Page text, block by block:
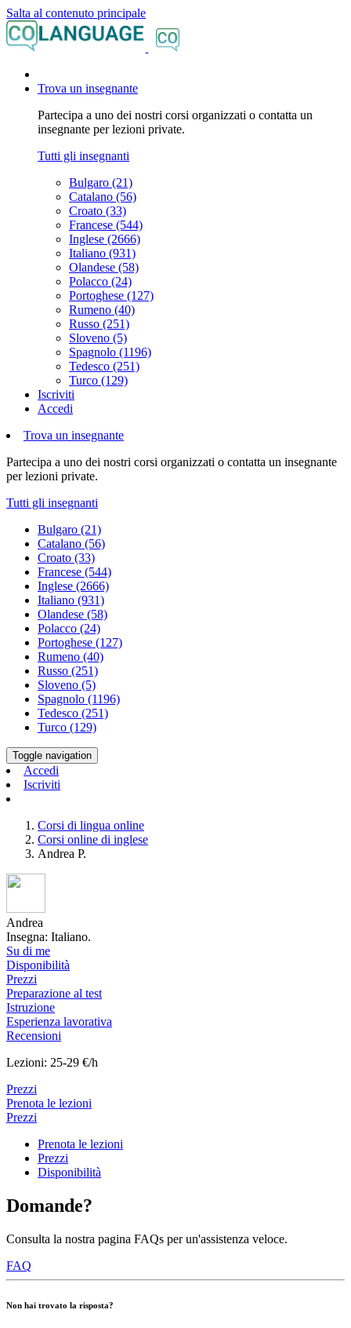
Salta al contenuto principale
Trova un insegnante
Partecipa a uno dei nostri corsi organizzati o contatta un
insegnante per lezioni private.
Tutti gli insegnanti
Bulgaro (21)
Catalano (56)
Croato (33)
Francese (544)
Inglese (2666)
Italiano (931)
Olandese (58)
Polacco (24)
Portoghese (127)
Rumeno (40)
Russo (251)
Sloveno (5)
Spagnolo (1196)
Tedesco (251)
Turco (129)
Iscriviti
Accedi
Trova un insegnante
Partecipa a uno dei nostri corsi organizzati o contatta un insegnante
per lezioni private.
Tutti gli insegnanti
Bulgaro (21)
Catalano (56)
Croato (33)
Francese (544)
Inglese (2666)
Italiano (931)
Olandese (58)
Polacco (24)
Portoghese (127)
Rumeno (40)
Russo (251)
Sloveno (5)
Spagnolo (1196)
Tedesco (251)
Turco (129)
Toggle navigation
Accedi
Iscriviti
Corsi di lingua online
Corsi online di inglese
Andrea P.
Andrea
Insegna: Italiano.
Su di me
Disponibilità
Prezzi
Preparazione al test
Istruzione
Esperienza lavorativa
Recensioni
Lezioni: 25-29 €/h
Prezzi
Prenota le lezioni
Prezzi
Prenota le lezioni
Prezzi
Disponibilità
Domande?
Consulta la nostra pagina FAQs per un'assistenza veloce.
FAQ
Non hai trovato la risposta?